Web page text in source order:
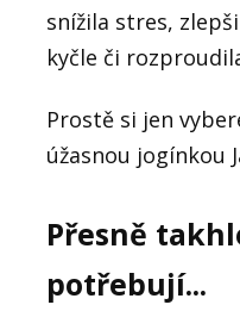
snížila stres,
kyčle či
Prostě si jen
úžasnou jogínkou
Přesně
potřebují...